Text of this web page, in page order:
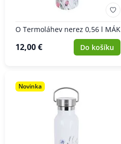
O Termoláhev nerez 0,56 l MÁK
12,00 € Do košíku
Novinka